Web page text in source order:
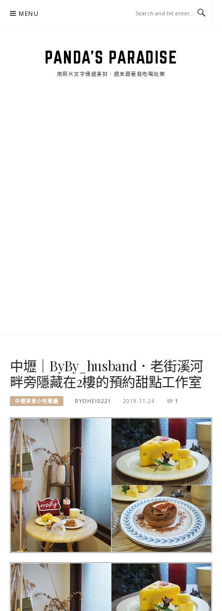
MENU
PANDA'S PARADISE
用照片文字傳遞美好．週末跟著我吃喝玩樂
中壢｜ByBy_husband．老街溪河
畔旁隱藏在2樓的預約甜點工作室
中壢美食小吃餐廳 RYOHEI0221 2019-11-24 1